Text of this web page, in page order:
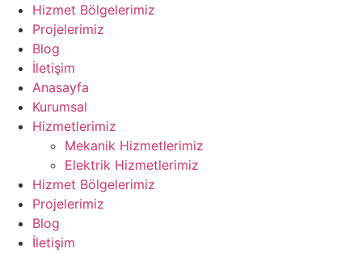
Hizmet Bölgelerimiz
Projelerimiz
Blog
İletişim
Anasayfa
Kurumsal
Hizmetlerimiz
Mekanik Hizmetlerimiz
Elektrik Hizmetlerimiz
Hizmet Bölgelerimiz
Projelerimiz
Blog
İletişim